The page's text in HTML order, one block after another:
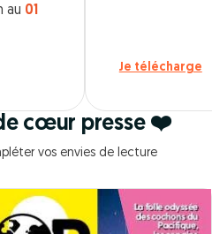
au 01
Je télécharge
cœur presse ❤️
vos envies de lecture